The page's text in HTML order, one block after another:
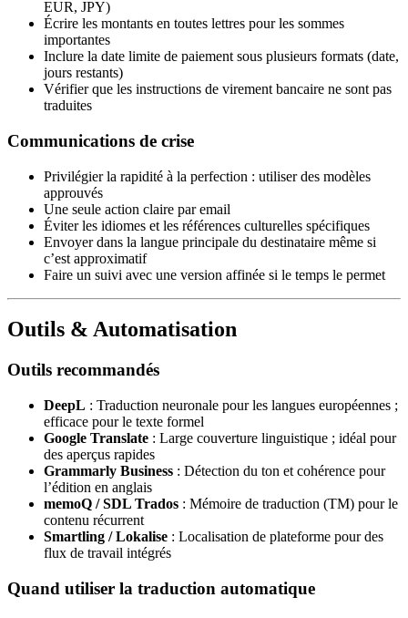
EUR, JPY)
Écrire les montants en toutes lettres pour les sommes
importantes
Inclure la date limite de paiement sous plusieurs formats (date,
jours restants)
Vérifier que les instructions de virement bancaire ne sont pas
traduites
Communications de crise
Privilégier la rapidité à la perfection : utiliser des modèles
approuvés
Une seule action claire par email
Éviter les idiomes et les références culturelles spécifiques
Envoyer dans la langue principale du destinataire même si
c’est approximatif
Faire un suivi avec une version affinée si le temps le permet
Outils & Automatisation
Outils recommandés
DeepL : Traduction neuronale pour les langues européennes ;
efficace pour le texte formel
Google Translate : Large couverture linguistique ; idéal pour
des aperçus rapides
Grammarly Business : Détection du ton et cohérence pour
l’édition en anglais
memoQ / SDL Trados : Mémoire de traduction (TM) pour le
contenu récurrent
Smartling / Lokalise : Localisation de plateforme pour des
flux de travail intégrés
Quand utiliser la traduction automatique